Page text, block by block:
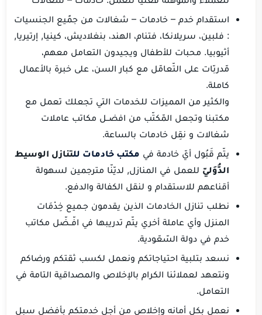
استقدام خدم – خادمات – شغالات من جمًيع الجنسيات
: فلبين، سريلانكا، فتنام، الهند، بنغلاديش، كينيا, إرتيريا,
أثيوبيا. محبات للأطفال ويجيدون التعامل معهم،
مّدربّات على التّعامّل مع كبار السن، على خبرة بالأعمال
كاملة.
والكثير من المميزات للخدمات التي تجعلك تعمل مع
مكتبنا وتجعل المّكتّب من افضــل مكاتب عاملات
شغالات و نقِل خادمات بالساعة.
يتّم قَبُول أيّ خادمة في مكتب خادمات للتنازل الوسيط
الدُّوَليّ للعمل في المنازل, لديّنّا مترجمين لسهولة
أقناعهم للاستقدام و لنقل الكفالة والدفع.
نطلب تنازل الخادمات الذين يقدمون جـميع خِدْمَات
المنزل وأي عاملة أخري يتّم تدريبها في افّــضّل مكاتب
خدم في دولة السّعّودية.
نسعد بتلبية احتياجاتكم ونعمل لكسب ثقتكم ورضاكم
ونتعهد لعملائنا الكرام بالإخلاص والمصداقية التامة في
التعامل.
نعمل بكل أمانه وإخلاص من أجل خدمتكم بأفضل سبل